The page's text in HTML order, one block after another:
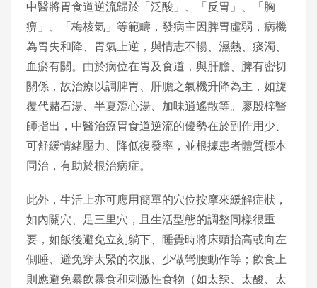
中醫將胃食道逆流歸於「泛酸」、「反胃」、「胸
痹」、「梅核氣」等範疇，發病主因脾胃虛弱，病機
為胃失和降、胃氣上逆，與情志不暢、濕熱、痰濁、
血瘀有關。由於病位在胃及食道，與肝膽、脾有密切
關係，故治療以調脾胃、肝膽之氣機升降為主，如旋
覆代赭石湯、半夏瀉心湯、加味逍遙散等。廖殷梓醫
師指出，中醫治療胃食道逆流的優勢在於副作用少、
可舒緩情緒壓力、降低復發率，並根據患者體質標本
同治，有助於根治病症。
此外，生活上亦可應用簡單的穴位按摩來緩解症狀，
如內關穴、足三里穴，且生活型態的調整同樣很重
要，如飯後避免立刻躺下、睡覺時將床頭抬高或向左
側睡、避免穿太緊的衣服、少做彎腰動作等；飲食上
則應避免暴飲暴食和刺激性食物（如太辣、太酸、太